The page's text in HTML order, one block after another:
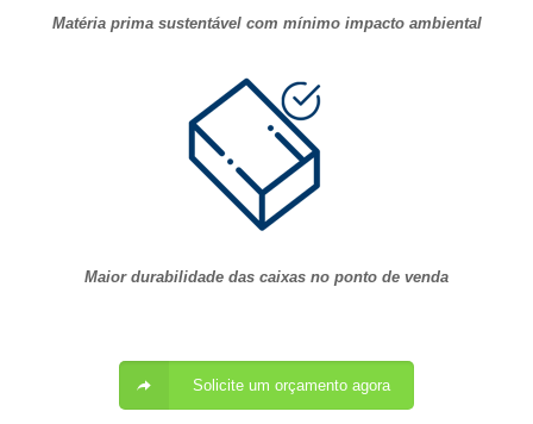
Matéria prima sustentável com mínimo impacto ambiental
Maior durabilidade das caixas no ponto de venda
Solicite um orçamento agora